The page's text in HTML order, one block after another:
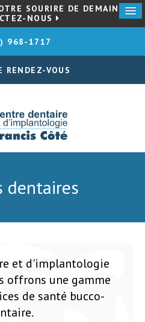
SOURIRE DE DEMAIN
NOUS
968-1717
RENDEZ-VOUS
dentaires
et d'implantologie
offrons une gamme
de santé bucco-